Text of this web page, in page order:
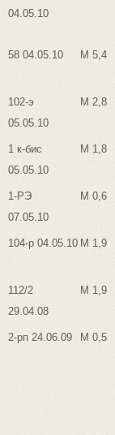
04.05.10
58 04.05.10 М 5,4
102-э
05.05.10
М 2,8
1 к-бис
05.05.10
М 1,8
1-РЭ
07.05.10
М 0,6
104-р 04.05.10 М 1,9
112/2
29.04.08
М 1,9
2-рп 24.06.09 М 0,5